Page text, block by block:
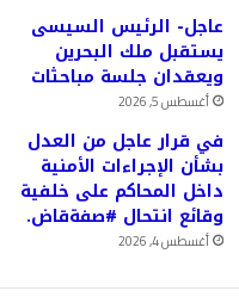
عاجل- الرئيس السيسى
يستقبل ملك البحرين
ويعقدان جلسة مباحثات
أغسطس 5, 2026
في قرار عاجل من العدل
بشأن الإجراءات الأمنية
داخل المحاكم على خلفية
وقائع انتحال #صفةقاض.
أغسطس 4, 2026